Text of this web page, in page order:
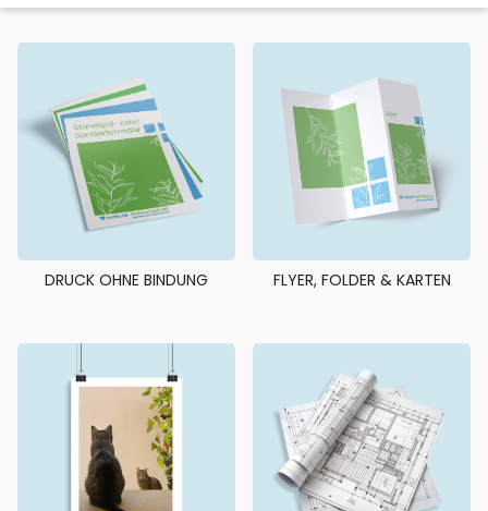
DRUCK OHNE BINDUNG FLYER, FOLDER & KARTEN